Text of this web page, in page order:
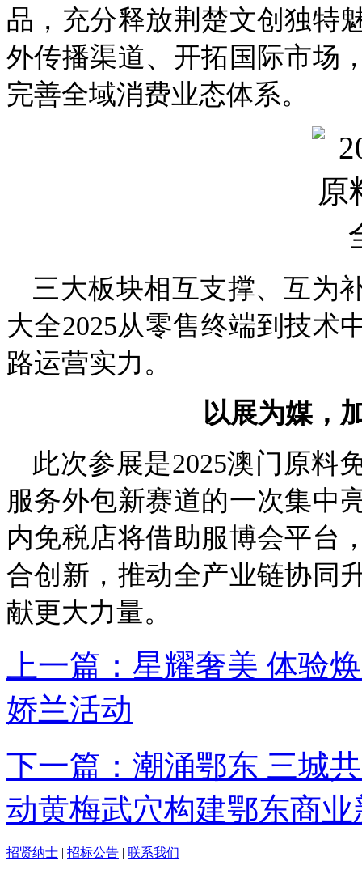
品，充分释放荆楚文创独特
外传播渠道、开拓国际市场
完善全域消费业态体系。
三大板块相互支撑、互为
大全2025从零售终端到技术
路运营实力。
以展为媒，
此次参展是2025澳门原料
服务外包新赛道的一次集中
内免税店将借助服博会平台
合创新，推动全产业链协同
献更大力量。
上一篇：星耀奢美 体
娇兰活动
下一篇：潮涌鄂东 三城
动黄梅武穴构建鄂东商业
招贤纳士 | 招标公告 | 联系我们